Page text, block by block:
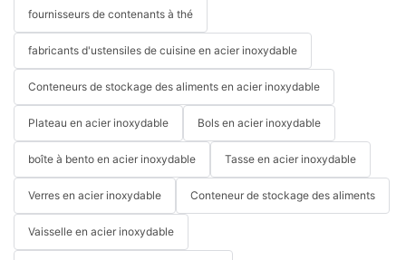
fournisseurs de contenants à thé
fabricants d'ustensiles de cuisine en acier inoxydable
Conteneurs de stockage des aliments en acier inoxydable
Plateau en acier inoxydable Bols en acier inoxydable
boîte à bento en acier inoxydable Tasse en acier inoxydable
Verres en acier inoxydable Conteneur de stockage des aliments
Vaisselle en acier inoxydable